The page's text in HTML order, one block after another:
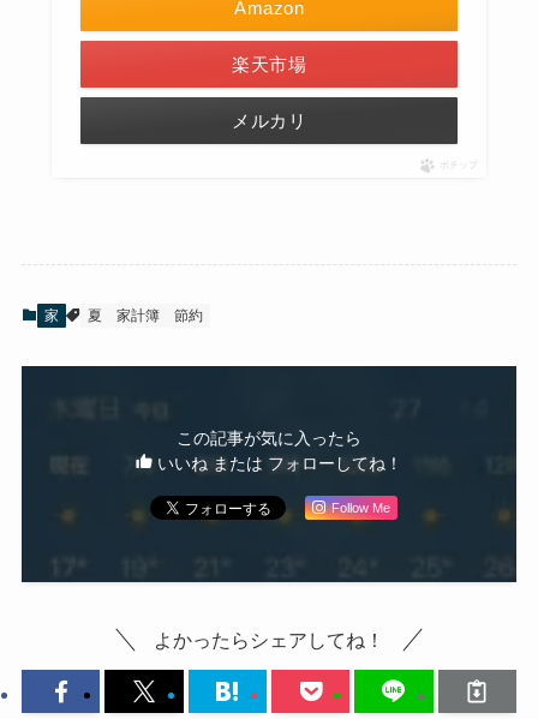
Amazon
楽天市場
メルカリ
ポチップ
家 夏 家計簿 節約
この記事が気に入ったら
いいね または フォローしてね！
Follow Me
よかったらシェアしてね！